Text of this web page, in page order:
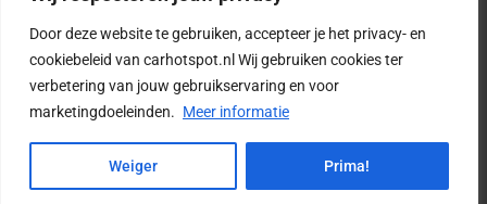
Door deze website te gebruiken, accepteer je het privacy- en
cookiebeleid van carhotspot.nl Wij gebruiken cookies ter
verbetering van jouw gebruikservaring en voor
marketingdoeleinden. Meer informatie
Weiger Prima!
Copyright © 2025 CarHotspot |Privacy en cookies
|Algemene Voorwaarden